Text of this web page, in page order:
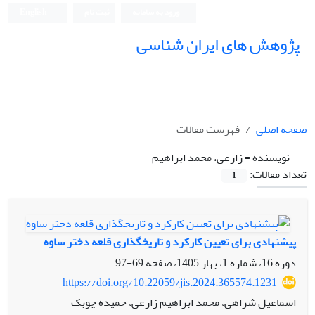
پژوهش های ایران شناسی
صفحه اصلی
فهرست مقالات
نویسنده =زارعی، محمد ابراهیم
تعداد مقالات:
1
پیشنهادی برای تعیین کارکرد و تاریخگذاری قلعه دختر ساوه
دوره 16، شماره 1، بهار 1405، صفحه
69-97
https://doi.org/10.22059/jis.2024.365574.1231
اسماعیل شراهی، محمد ابراهیم زارعی، حمیده چوبک